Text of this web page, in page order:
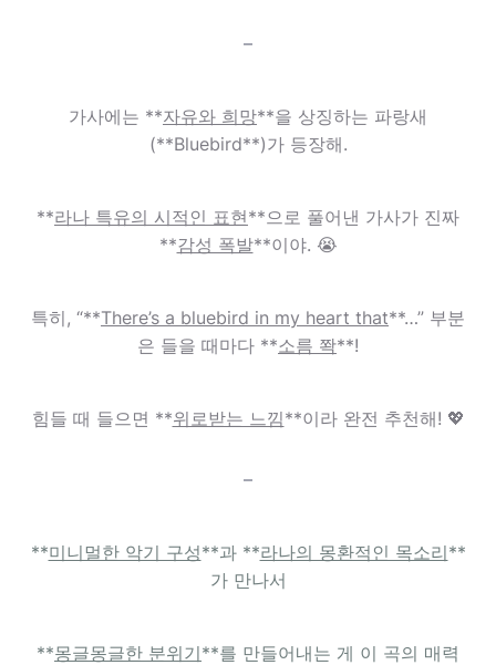
–
가사에는 **자유와 희망**을 상징하는 파랑새
(**Bluebird**)가 등장해.
**라나 특유의 시적인 표현**으로 풀어낸 가사가 진짜
**감성 폭발**이야. 😭
특히, “**There’s a bluebird in my heart that**…” 부분
은 들을 때마다 **소름 쫙**!
힘들 때 들으면 **위로받는 느낌**이라 완전 추천해! 💖
–
**미니멀한 악기 구성**과 **라나의 몽환적인 목소리**
가 만나서
**몽글몽글한 분위기**를 만들어내는 게 이 곡의 매력